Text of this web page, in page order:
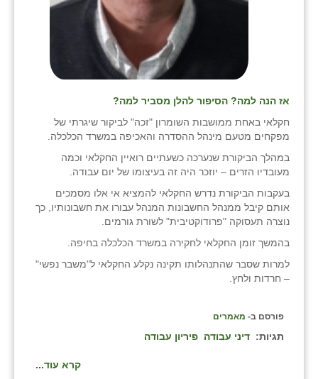
אז הנה למה? הסיפור להלן מסביר למה?
חקלאי באחת ממושבות השומרון "זכה" לביקור שיגרתי של
מפקחים מטעם מינהל ההסדרה והאכיפה במשרד הכלכלה.
במהלך הביקורת שנערכה כשעתיים רואיין החקלאי וכמה
מעובדיו הזרים – יוזכר היה זה בעיצומו של יום עבודה.
בעקבות הביקורת נדרש החקלאי להמציא אי אלו מסמכים
אותם קיבל ממנהל החשבונות המנהל עבורו את חשבונותיו, כך
נוצרה תעסוקה "פרודוקטיבית" לשורת גורמים.
בהמשך זומן החקלאי לחקירה במשרד הכלכלה בחיפה.
למרות שסבר שהתנהלותו תקינה נקלע החקלאי ל"משבר נפשי"
– חרדות ולחץ.
פורסם ב- מאמרים
תגיות: דיני עבודה פיריון עבודה
קרא עוד...